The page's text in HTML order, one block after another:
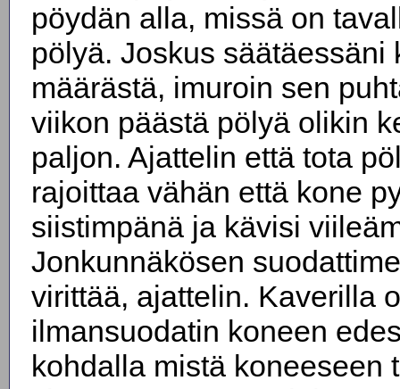
pöydän alla, missä on
pölyä. Joskus säätäessäni
määrästä, imuroin sen
viikon päästä pölyä olikin
paljon. Ajattelin että tota
rajoittaa vähän että kone
siistimpänä ja kävisi
Jonkunnäkösen
virittää, ajattelin. Kaverilla
ilmansuodatin koneen
kohdalla mistä koneeseen